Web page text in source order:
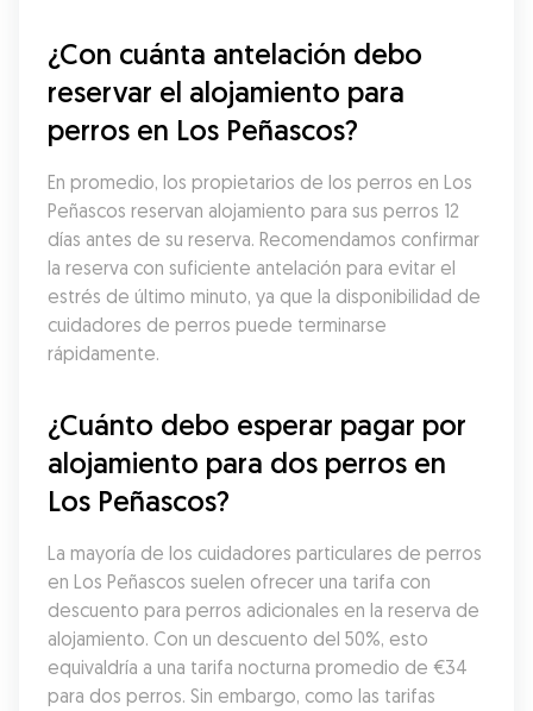
¿Con cuánta antelación debo
reservar el alojamiento para
perros en Los Peñascos?
En promedio, los propietarios de los perros en Los
Peñascos reservan alojamiento para sus perros 12
días antes de su reserva. Recomendamos confirmar
la reserva con suficiente antelación para evitar el
estrés de último minuto, ya que la disponibilidad de
cuidadores de perros puede terminarse
rápidamente.
¿Cuánto debo esperar pagar por
alojamiento para dos perros en
Los Peñascos?
La mayoría de los cuidadores particulares de perros
en Los Peñascos suelen ofrecer una tarifa con
descuento para perros adicionales en la reserva de
alojamiento. Con un descuento del 50%, esto
equivaldría a una tarifa nocturna promedio de €34
para dos perros. Sin embargo, como las tarifas